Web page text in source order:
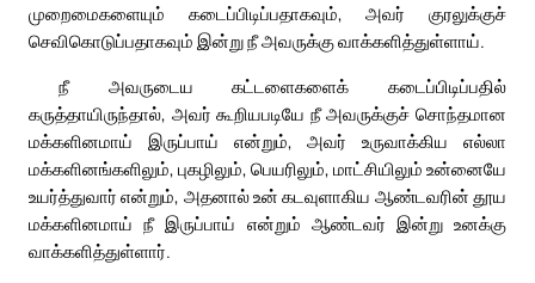
முறைமைகளையும் கடைப்பிடிப்பதாகவும், அவர் குரலுக்குச்
செவிகொடுப்பதாகவும் இன்று நீ அவருக்கு வாக்களித்துள்ளாய்.
நீ அவருடைய கட்டளைகளைக் கடைப்பிடிப்பதில்
கருத்தாயிருந்தால், அவர் கூறியபடியே நீ அவருக்குச் சொந்தமான
மக்களினமாய் இருப்பாய் என்றும், அவர் உருவாக்கிய எல்லா
மக்களினங்களிலும், புகழிலும், பெயரிலும், மாட்சியிலும் உன்னையே
உயர்த்துவார் என்றும், அதனால் உன் கடவுளாகிய ஆண்டவரின் தூய
மக்களினமாய் நீ இருப்பாய் என்றும் ஆண்டவர் இன்று உனக்கு
வாக்களித்துள்ளார்.